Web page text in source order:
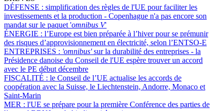
DÉFENSE : simplification des règles de l'UE pour faciliter les
investissements et la production - Copenhague n'a pas encore son
mandat sur le paquet 'omnibus V'
ÉNERGIE : l’Europe est bien préparée à l’hiver pour se prémunir
des risques d’approvisionnement en électricité, selon l’ENTSO-E
ENTREPRISES : 'omnibus'sur la durabilité des entreprises - la
Présidence danoise du Conseil de l'UE espère trouver un accord
avec le PE début décembre
FISCALITÉ : le Conseil de l’UE actualise les accords de
coopération avec la Suisse, le Liechtenstein, Andorre, Monaco et
Saint-Marin
MER : l'UE se prépare pour la première Conférence des parties de